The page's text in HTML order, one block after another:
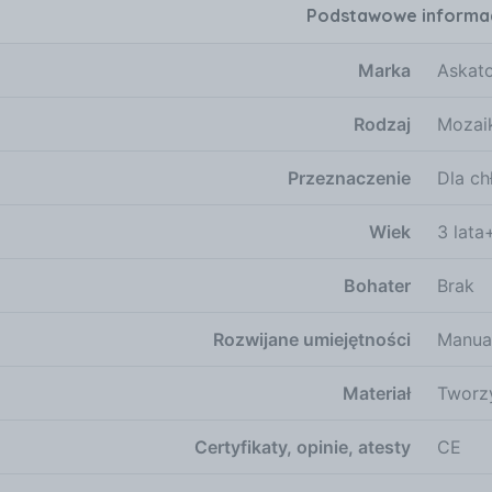
aspektów rozwoju dziecka. Dzięki zabawkom
gotowe obrazki lub tworzyć zupełnie nowe wzory.
obejmuje także książeczkę z przykładami, co stanowi
dla dzieci poniżej 3 roku życia, ale należy
wymiary planszy: 24,5 x 24,5 cm, materiał:
możliwościom twórczym oraz
Podstawowe
Marka
Rodzaj
Przeznaczenie Dla
Wiek 3
Bohater Brak
Rozwijane umiejętności
Materiał
Certyfikaty, opinie, atesty CE